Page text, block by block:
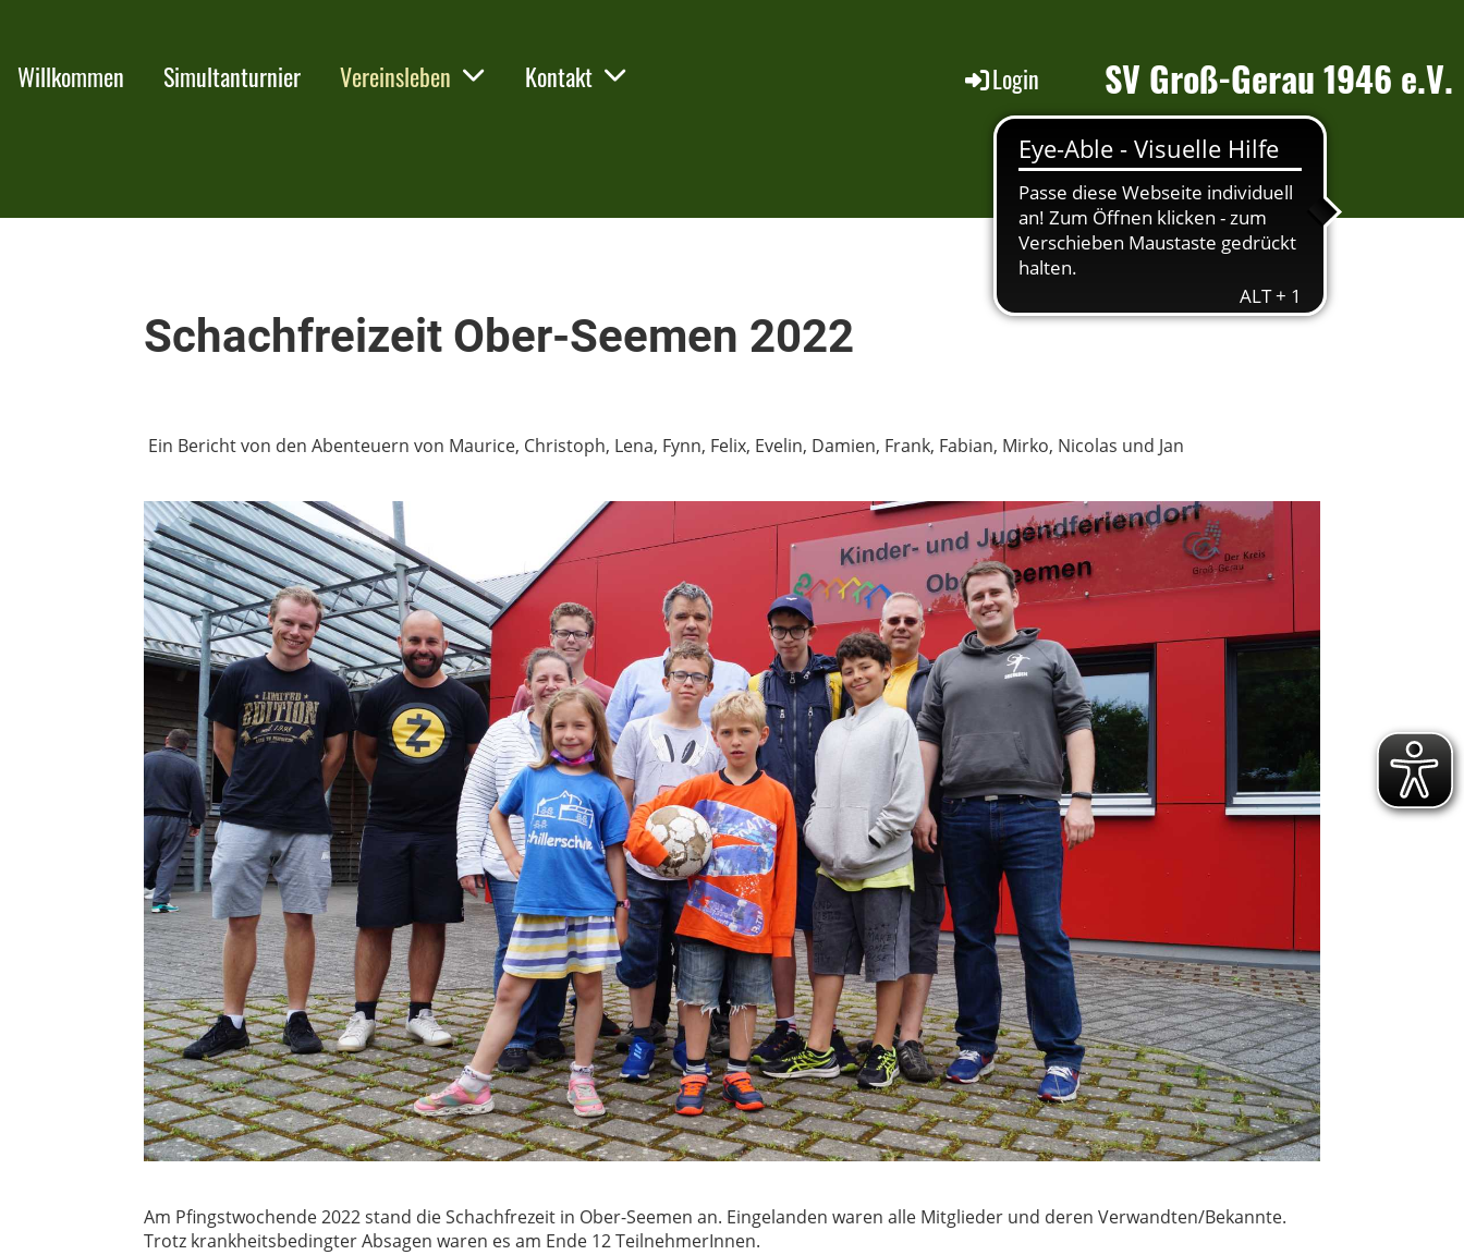
Willkommen Simultanturnier Vereinsleben Kontakt Login SV Groß-Gerau 1946 e.V.
Schachfreizeit Ober-Seemen 2022
Ein Bericht von den Abenteuern von Maurice, Christoph, Lena, Fynn, Felix, Evelin, Damien, Frank, Fabian, Mirko, Nicolas und Jan
Am Pfingstwochende 2022 stand die Schachfrezeit in Ober-Seemen an. Eingelanden waren alle Mitglieder und deren Verwandten/Bekannte.
Trotz krankheitsbedingter Absagen waren es am Ende 12 TeilnehmerInnen.